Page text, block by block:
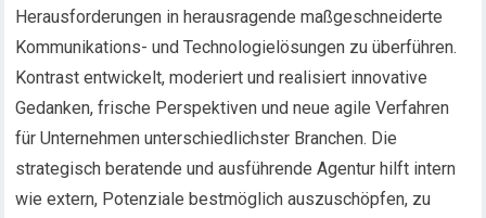
Herausforderungen in herausragende maßgeschneiderte
Kommunikations- und Technologielösungen zu überführen.
Kontrast entwickelt, moderiert und realisiert innovative
Gedanken, frische Perspektiven und neue agile Verfahren
für Unternehmen unterschiedlichster Branchen. Die
strategisch beratende und ausführende Agentur hilft intern
wie extern, Potenziale bestmöglich auszuschöpfen, zu